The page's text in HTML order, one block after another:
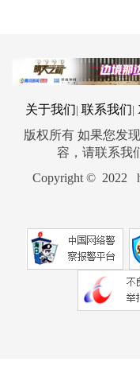
关于我们 联系我们
版权所有 如果您发
容，请联系我
Copyright © 2022